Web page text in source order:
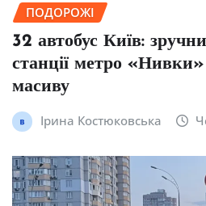
ПОДОРОЖІ
32 автобус Київ:
станції метро
масиву
Ірина Костюковська